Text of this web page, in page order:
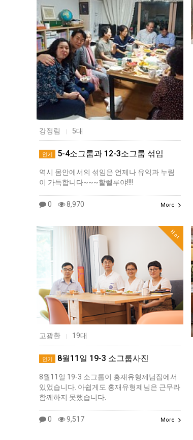
강정림 5대
인기 5-4소그룹과 12-3소그룹 섞임
역시 몸안에서의 섞임은 언제나 유익과 누림
이 가득합니다~~~할렐루야!!!!
0 8,970 More
Hot
고광환 19대
인기 8월11일 19-3 소그룹사진
8월11일 19-3 소그룹이 홍재유형제님집에서
있었습니다. 아쉽게도 홍재유형제님은 근무라
함께하지 못했습니다.
0 9,517 More